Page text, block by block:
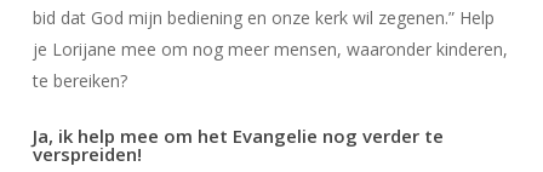
bid dat God mijn bediening en onze kerk wil zegenen.” Help
je Lorijane mee om nog meer mensen, waaronder kinderen,
te bereiken?
Ja, ik help mee om het Evangelie nog verder te
verspreiden!